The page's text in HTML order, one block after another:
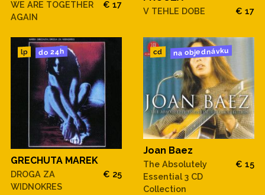
WE ARE TOGETHER
AGAIN
€ 17
V TEHLE DOBE € 17
lp do 24h
GRECHUTA MAREK
DROGA ZA
WIDNOKRES
€ 25
cd na objednávku
Joan Baez
The Absolutely
Essential 3 CD
Collection
€ 15